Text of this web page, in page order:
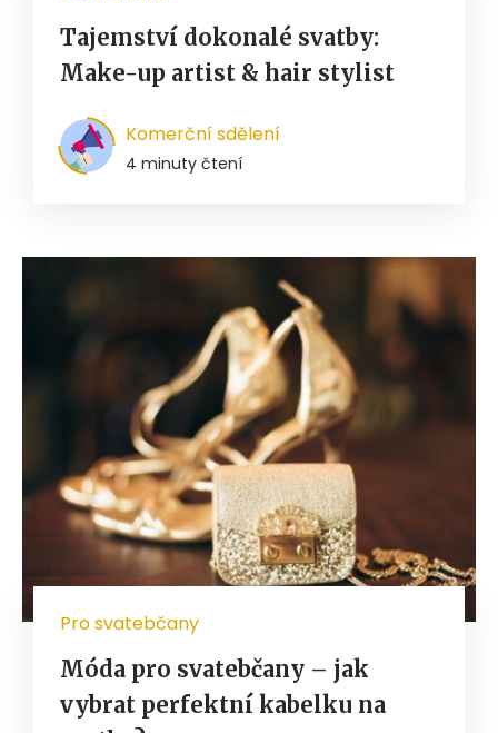
Tajemství dokonalé svatby:
Make-up artist & hair stylist
Komerční sdělení
4 minuty čtení
Pro svatebčany
Móda pro svatebčany – jak
vybrat perfektní kabelku na